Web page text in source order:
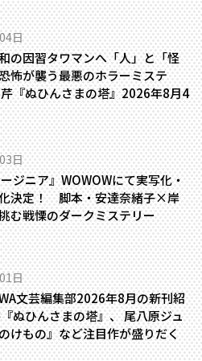
日
の因習タワマンへ――「人」と「怪
怖が襲う最悪のホラーミステ
『ぬひんさまの塔』2026年8月4
日
ジニア』WOWOWにて実写化・
決定！ 脚本・安達奈緒子×岸
む戦慄のダークミステリー
日
文芸編集部2026年8月の新刊紹
ぬひんさまの塔』、 尾八原ジュ
けもの』など注目作が盛りだく